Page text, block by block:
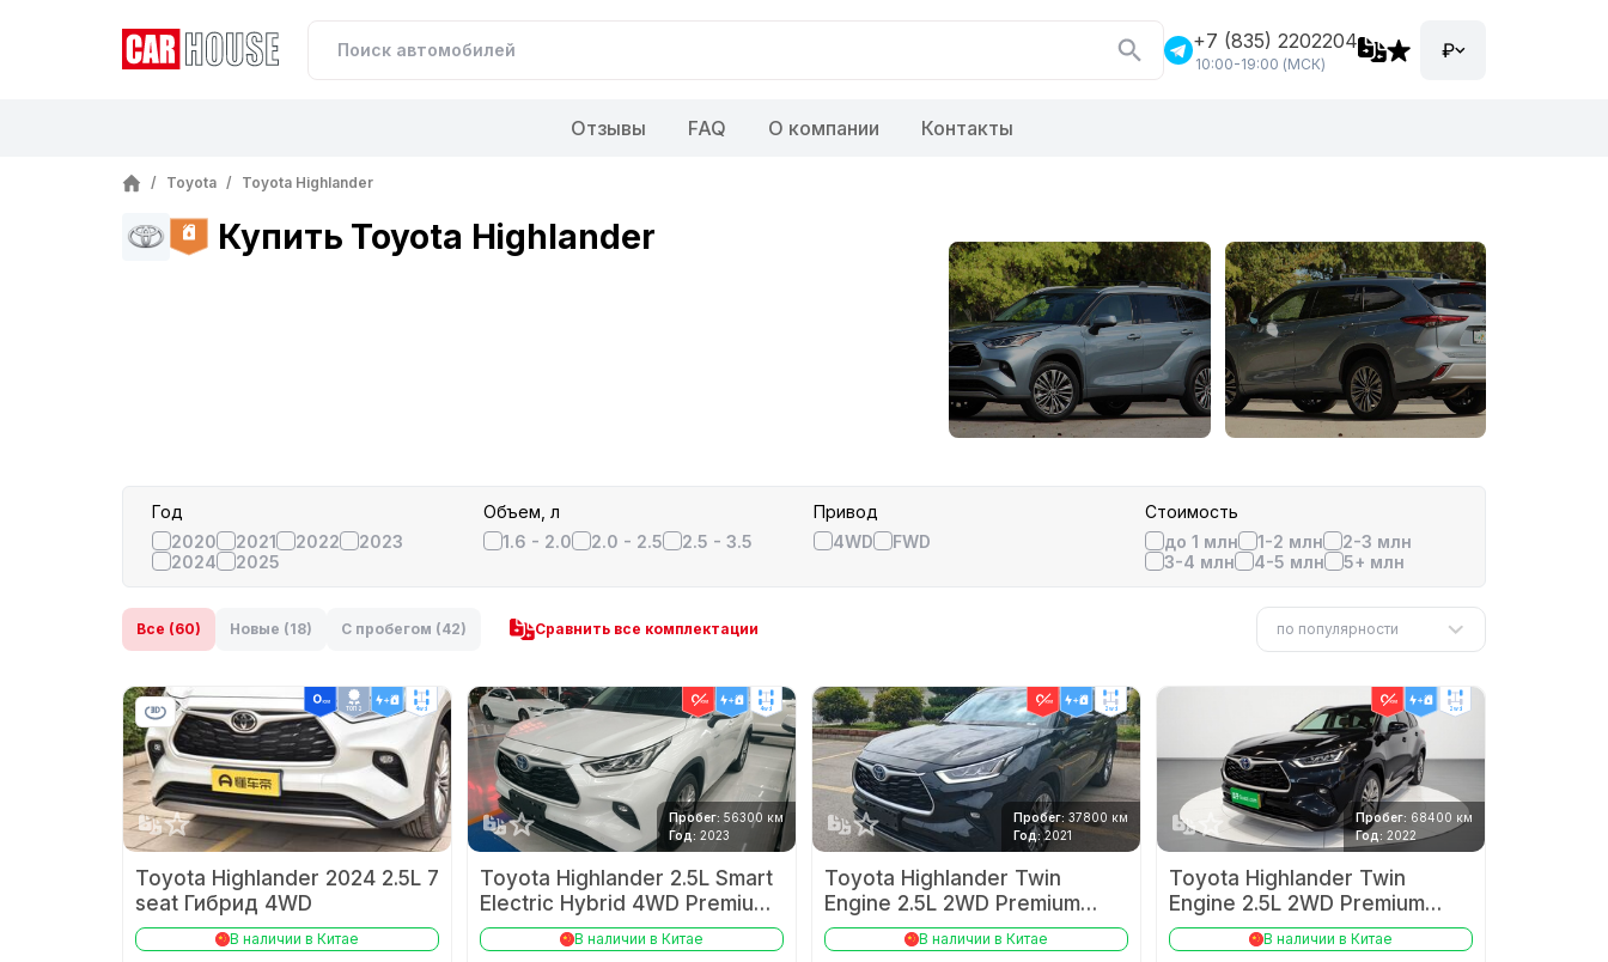
+7 (835) 2202204
10:00-19:00 (МСК)
₽
Отзывы FAQ О компании Контакты
/ Toyota / Toyota Highlander
Купить Toyota Highlander
Год
2020
2021 2022
2023
2024
2025
Объем, л
1.6 - 2.0
2.0 - 2.5 2.5 - 3.5
Привод
4WD
FWD
Стоимость
до 1 млн
1-2 млн
2-3 млн
3-4 млн
4-5 млн 5+ млн
Все (60) Новые (18) С пробегом (42) Сравнить все комплектации по популярности
ТОП 2 4wd
Toyota Highlander 2024 2.5L 7
seat Гибрид 4WD
В наличии в Китае
4wd
Пробег: 56300 км
Год: 2023
Toyota Highlander 2.5L Smart
Electric Hybrid 4WD Premium
Edition 7-seaterВ наличии в Китае
2wd
Пробег: 37800 км
Год: 2021
Toyota Highlander Twin
Engine 2.5L 2WD Premium
Edition 7-seaterВ наличии в Китае
2wd
Пробег: 68400 км
Год: 2022
Toyota Highlander Twin
Engine 2.5L 2WD Premium
Edition 7-seaterВ наличии в Китае